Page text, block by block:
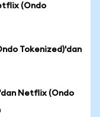
(Ondo
Tokenized)'dan
Netflix (Ondo